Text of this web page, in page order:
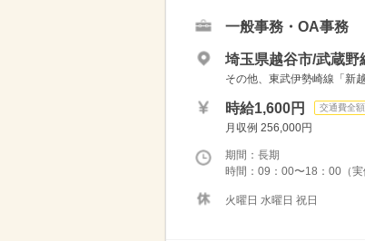
一般事務・OA事務
埼玉県越谷市/武蔵野
その他、東武伊勢崎線「新
時給1,600円 交通費全
月収例 256,000円
期間：長期
時間：09：00〜18：00（
火曜日 水曜日 祝日